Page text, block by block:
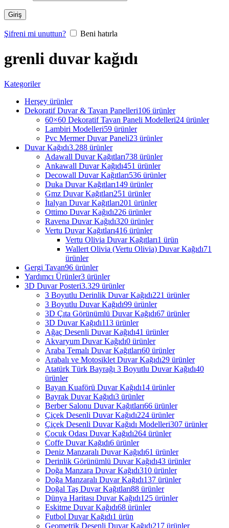
Giriş
Şifreni mi unuttun? Beni hatırla
grenli duvar kağıdı
Kategoriler
Herşey ürünler
Dekoratif Duvar & Tavan Panelleri106 ürünler
60×60 Dekoratif Tavan Paneli Modelleri24 ürünler
Lambiri Modelleri59 ürünler
Pvc Mermer Duvar Paneli23 ürünler
Duvar Kağıdı3.288 ürünler
Adawall Duvar Kağıtları738 ürünler
Ankawall Duvar Kağıdı451 ürünler
Decowall Duvar Kağıtları536 ürünler
Duka Duvar Kağıtları149 ürünler
Gmz Duvar Kağıtları251 ürünler
İtalyan Duvar Kağıtları201 ürünler
Ottimo Duvar Kağıdı226 ürünler
Ravena Duvar Kağıdı320 ürünler
Vertu Duvar Kağıtları416 ürünler
Vertu Olivia Duvar Kağıtları1 ürün
Wallert Olivia (Vertu Olivia) Duvar Kağıdı71
ürünler
Gergi Tavan96 ürünler
Yardımcı Ürünler3 ürünler
3D Duvar Posteri3.329 ürünler
3 Boyutlu Derinlik Duvar Kağıdı221 ürünler
3 Boyutlu Duvar Kağıdı99 ürünler
3D Çıta Görünümlü Duvar Kağıdı67 ürünler
3D Duvar Kağıdı113 ürünler
Ağaç Desenli Duvar Kağıdı41 ürünler
Akvaryum Duvar Kağıdı0 ürünler
Araba Temalı Duvar Kağıtları60 ürünler
Arabalı ve Motosiklet Duvar Kağıdı29 ürünler
Atatürk Türk Bayrağı 3 Boyutlu Duvar Kağıdı40
ürünler
Bayan Kuaförü Duvar Kağıdı14 ürünler
Bayrak Duvar Kağıdı3 ürünler
Berber Salonu Duvar Kağıtları66 ürünler
Çiçek Desenli Duvar Kağıdı224 ürünler
Çiçek Desenli Duvar Kağıdı Modelleri307 ürünler
Çocuk Odası Duvar Kağıdı264 ürünler
Coffe Duvar Kağıdı6 ürünler
Deniz Manzaralı Duvar Kağıdı61 ürünler
Derinlik Görünümlü Duvar Kağıdı43 ürünler
Doğa Manzara Duvar Kağıdı310 ürünler
Doğa Manzaralı Duvar Kağıdı137 ürünler
Doğal Taş Duvar Kağıtları88 ürünler
Dünya Haritası Duvar Kağıdı125 ürünler
Eskitme Duvar Kağıdı68 ürünler
Futbol Duvar Kağıdı1 ürün
Geometrik Desenli Duvar Kağıdı217 ürünler